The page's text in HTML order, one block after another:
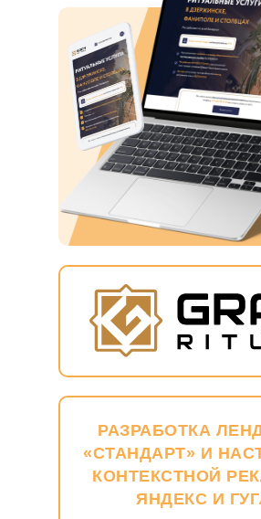
РАЗРАБОТКА
«СТАНДАРТ» И
КОНТЕКСТНОЙ
ЯНДЕКС И